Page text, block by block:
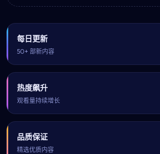
每日更新
50+ 部新内容
热度飙升
观看量持续增长
品质保证
精选优质内容